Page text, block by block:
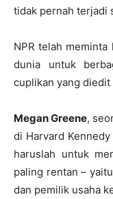
tidak pernah terjadi
NPR telah
dunia untuk
cuplikan yang
Megan Greene,
di Harvard
haruslah untuk
paling rentan –
dan pemilik usaha